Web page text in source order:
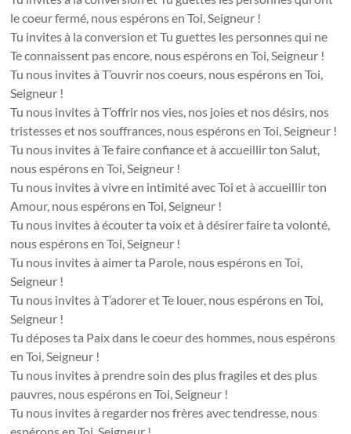
le coeur fermé, nous espérons en Toi, Seigneur !
Tu invites à la conversion et Tu guettes les personnes qui ne
Te connaissent pas encore, nous espérons en Toi, Seigneur !
Tu nous invites à T’ouvrir nos coeurs, nous espérons en Toi,
Seigneur !
Tu nous invites à T’offrir nos vies, nos joies et nos désirs, nos
tristesses et nos souffrances, nous espérons en Toi, Seigneur !
Tu nous invites à Te faire confiance et à accueillir ton Salut,
nous espérons en Toi, Seigneur !
Tu nous invites à vivre en intimité avec Toi et à accueillir ton
Amour, nous espérons en Toi, Seigneur !
Tu nous invites à écouter ta voix et à désirer faire ta volonté,
nous espérons en Toi, Seigneur !
Tu nous invites à aimer ta Parole, nous espérons en Toi,
Seigneur !
Tu nous invites à T’adorer et Te louer, nous espérons en Toi,
Seigneur !
Tu déposes ta Paix dans le coeur des hommes, nous espérons
en Toi, Seigneur !
Tu nous invites à prendre soin des plus fragiles et des plus
pauvres, nous espérons en Toi, Seigneur !
Tu nous invites à regarder nos frères avec tendresse, nous